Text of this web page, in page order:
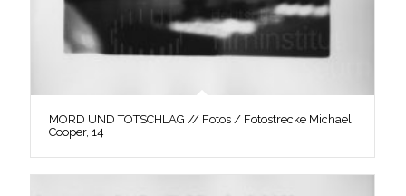
MORD UND TOTSCHLAG // Fotos / Fotostrecke Michael
Cooper, 14